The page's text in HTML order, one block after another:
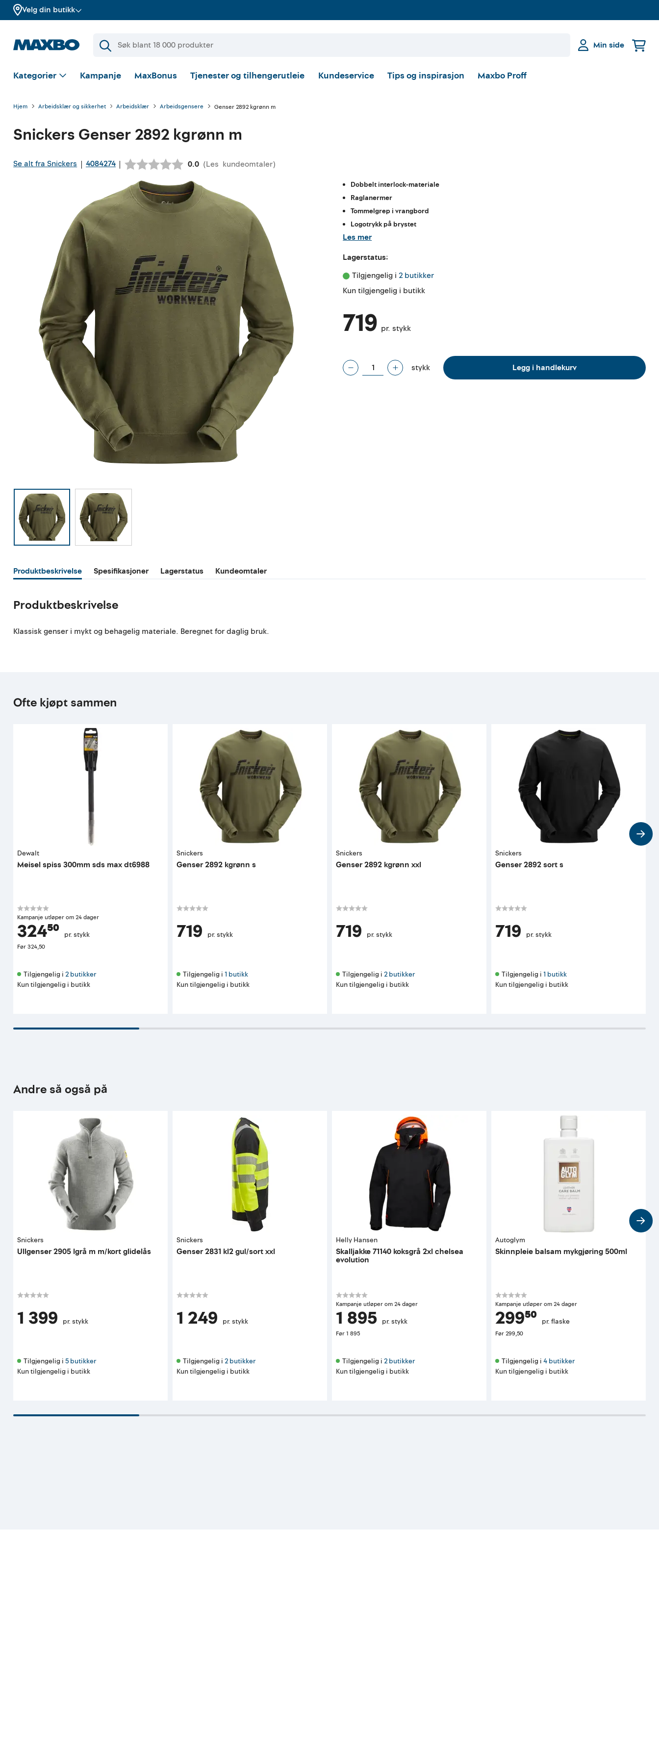
Velg din butikk
Min side
Kategorier Kampanje MaxBonus Tjenester og tilhengerutleie Kundeservice Tips og inspirasjon Maxbo Proff
Hjem Arbeidsklær og sikkerhet Arbeidsklær Arbeidsgensere Genser 2892 kgrønn m
Snickers Genser 2892 kgrønn m
Se alt fra Snickers | 4084274 | Gjennomsnittskarakter:
0.0 (Les kundeomtaler)
Dobbelt interlock-materiale
Raglanermer
Tommelgrep i vrangbord
Logotrykk på brystet
Les mer
Lagerstatus:
Tilgjengelig i 2 butikker
Kun tilgjengelig i butikk
719 pr. stykk
stykk Legg i handlekurv
Produktbeskrivelse Spesifikasjoner Lagerstatus Kundeomtaler
Produktbeskrivelse
Klassisk genser i mykt og behagelig materiale. Beregnet for daglig bruk.
Ofte kjøpt sammen
Dewalt
Meisel spiss 300mm sds max dt6988
Kampanje utløper om 24 dager
324⁵⁰ pr. stykk
Før324,50
Tilgjengelig i 2 butikker
Kun tilgjengelig i butikk
Snickers
Genser 2892 kgrønn s
719 pr. stykk
Tilgjengelig i 1 butikk
Kun tilgjengelig i butikk
Snickers
Genser 2892 kgrønn xxl
719 pr. stykk
Tilgjengelig i 2 butikker
Kun tilgjengelig i butikk
Snickers
Genser 2892 sort s
719 pr. stykk
Tilgjengelig i 1 butikk
Kun tilgjengelig i butikk
Andre så også på
Snickers
Ullgenser 2905 lgrå m m/kort glidelås
1 399 pr. stykk
Tilgjengelig i 5 butikker
Kun tilgjengelig i butikk
Snickers
Genser 2831 kl2 gul/sort xxl
1 249 pr. stykk
Tilgjengelig i 2 butikker
Kun tilgjengelig i butikk
Helly Hansen
Skalljakke 71140 koksgrå 2xl chelsea
evolution
Kampanje utløper om 24 dager
1 895 pr. stykk
Før1 895
Tilgjengelig i 2 butikker
Kun tilgjengelig i butikk
Autoglym
Skinnpleie balsam mykgjøring 500ml
Kampanje utløper om 24 dager
299⁵⁰ pr. flaske
Før299,50
Tilgjengelig i 4 butikker
Kun tilgjengelig i butikk